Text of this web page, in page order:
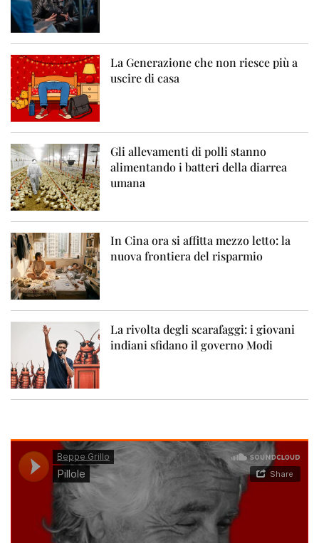
La Generazione che non riesce più a
uscire di casa
Gli allevamenti di polli stanno
alimentando i batteri della diarrea
umana
In Cina ora si affitta mezzo letto: la
nuova frontiera del risparmio
La rivolta degli scarafaggi: i giovani
indiani sfidano il governo Modi